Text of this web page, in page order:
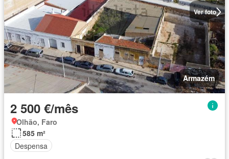
Ver foto
Armazém
2 500 €/mês
Olhão, Faro
585 m²
Despensa